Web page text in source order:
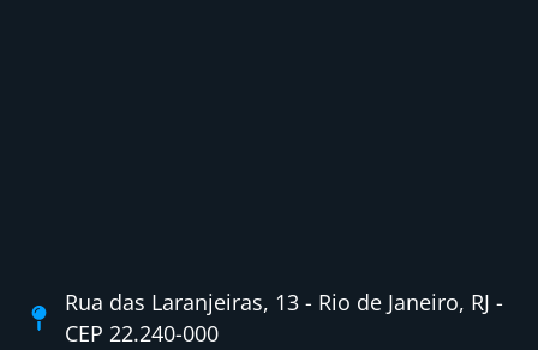
Rua das Laranjeiras, 13 - Rio de Janeiro, RJ -
CEP 22.240-000